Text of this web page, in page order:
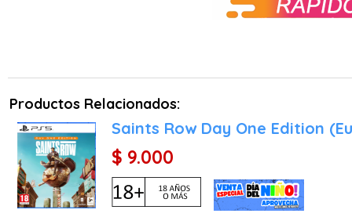
Productos Relacionados:
Saints Row Day One Edition
$ 9.000